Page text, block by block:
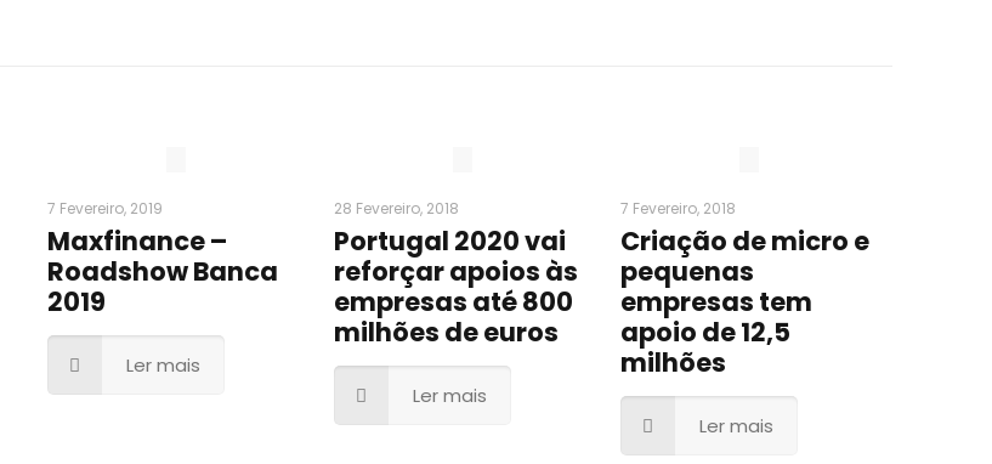
7 Fevereiro, 2019
Maxfinance –
Roadshow Banca
2019
Ler mais
28 Fevereiro, 2018
Portugal 2020 vai
reforçar apoios às
empresas até 800
milhões de euros
Ler mais
7 Fevereiro, 2018
Criação de micro e
pequenas
empresas tem
apoio de 12,5
milhões
Ler mais